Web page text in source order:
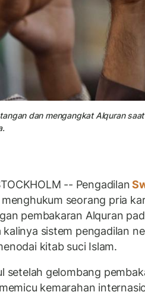
dan mengangkat Alquran
-- Pengadilan
seorang pria
pembakaran Alquran
sistem pengadilan
kitab suci Islam.
setelah gelombang
kemarahan